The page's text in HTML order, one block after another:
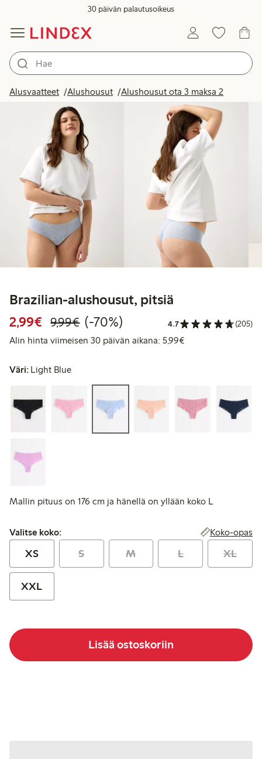
30 päivän palautusoikeus
Alusvaatteet Alushousut Alushousut ota 3 maksa 2
Tuotteet kuvassa
Brazilian-alushousut, pitsiä
2,99€ Alennettu hinta: 2,99 €
9,99€Normaalihinta: 9,99 €
70% alennus
(-70%) 4.7 (205)
Alin hinta viimeisen 30 päivän aikana: 5,99€Alin hinta
Väri: Light Blue
Mallin pituus on 176 cm ja hänellä on yllään koko L
Valitse koko:
Valitse koko: Koko-opas
XS S M L XL
XXL
Lisää ostoskoriin